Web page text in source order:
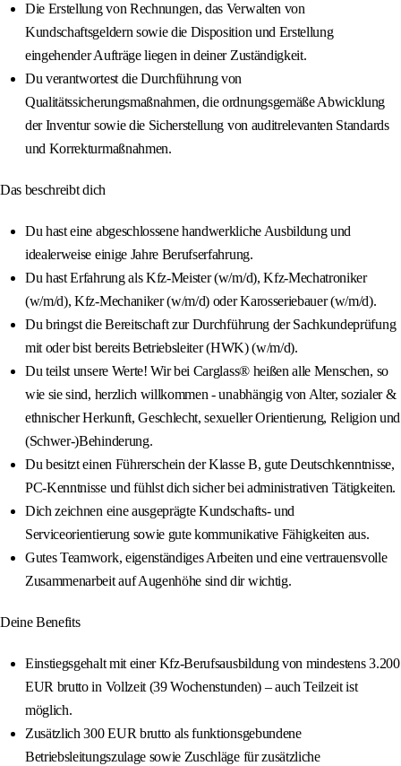
Die Erstellung von Rechnungen, das Verwalten von
Kundschaftsgeldern sowie die Disposition und Erstellung
eingehender Aufträge liegen in deiner Zuständigkeit.
Du verantwortest die Durchführung von
Qualitätssicherungsmaßnahmen, die ordnungsgemäße Abwicklung
der Inventur sowie die Sicherstellung von auditrelevanten Standards
und Korrekturmaßnahmen.
Das beschreibt dich
Du hast eine abgeschlossene handwerkliche Ausbildung und
idealerweise einige Jahre Berufserfahrung.
Du hast Erfahrung als Kfz-Meister (w/m/d), Kfz-Mechatroniker
(w/m/d), Kfz-Mechaniker (w/m/d) oder Karosseriebauer (w/m/d).
Du bringst die Bereitschaft zur Durchführung der Sachkundeprüfung
mit oder bist bereits Betriebsleiter (HWK) (w/m/d).
Du teilst unsere Werte! Wir bei Carglass® heißen alle Menschen, so
wie sie sind, herzlich willkommen - unabhängig von Alter, sozialer &
ethnischer Herkunft, Geschlecht, sexueller Orientierung, Religion und
(Schwer-)Behinderung.
Du besitzt einen Führerschein der Klasse B, gute Deutschkenntnisse,
PC-Kenntnisse und fühlst dich sicher bei administrativen Tätigkeiten.
Dich zeichnen eine ausgeprägte Kundschafts- und
Serviceorientierung sowie gute kommunikative Fähigkeiten aus.
Gutes Teamwork, eigenständiges Arbeiten und eine vertrauensvolle
Zusammenarbeit auf Augenhöhe sind dir wichtig.
Deine Benefits
Einstiegsgehalt mit einer Kfz-Berufsausbildung von mindestens 3.200
EUR brutto in Vollzeit (39 Wochenstunden) – auch Teilzeit ist
möglich.
Zusätzlich 300 EUR brutto als funktionsgebundene
Betriebsleitungszulage sowie Zuschläge für zusätzliche